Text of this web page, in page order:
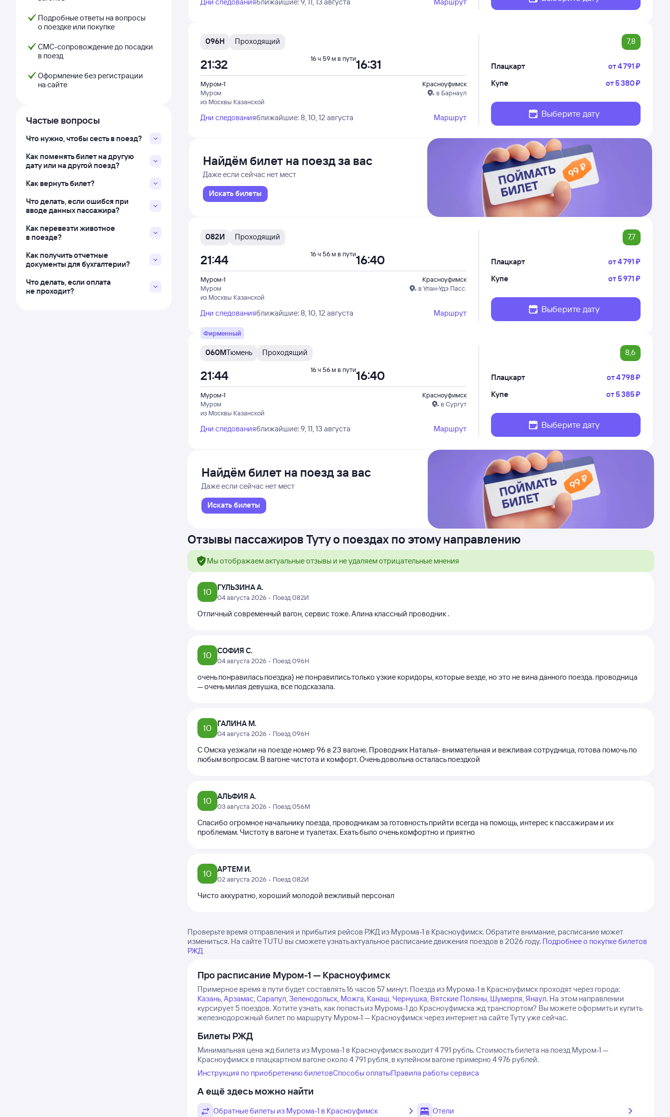
Подробные ответы на вопросы
о поездке или покупке
СМС-сопровождение до посадки
в поезд
Оформление без регистрации
на сайте
Частые вопросы
Что нужно, чтобы сесть в поезд?
Как поменять билет на другую
дату или на другой поезд?
Как вернуть билет?
Что делать, если ошибся при
вводе данных пассажира?
Как перевезти животное
в поезде?
Как получить отчетные
документы для бухгалтерии?
Что делать, если оплата
не проходит?
096Н Проходящий 7,8
Муром-1
Муром
из Москвы Казанской
Красноуфимск
в Барнаул
21:32 16:31
16 ч 59 м в пути
Дни следованияближайшие: 8, 10, 12 августа Маршрут
Плацкарт от4 ⁠791 ⁠₽
Купе
от5 ⁠380 ⁠₽
Выберите дату
Найдём билет на поезд за вас
Даже если сейчас нет мест
Искать билеты
082И Проходящий 7,7
Муром-1
Муром
из Москвы Казанской
Красноуфимск
в Улан-Удэ Пасс.
21:44 16:40
16 ч 56 м в пути
Дни следованияближайшие: 8, 10, 12 августа Маршрут
Плацкарт от4 ⁠791 ⁠₽
Купе
от5 ⁠971 ⁠₽
Выберите дату
Фирменный
060МТюмень Проходящий 8,6
Муром-1
Муром
из Москвы Казанской
Красноуфимск
в Сургут
21:44 16:40
16 ч 56 м в пути
Дни следованияближайшие: 9, 11, 13 августа Маршрут
Плацкарт от4 ⁠798 ⁠₽
Купе
от5 ⁠385 ⁠₽
Выберите дату
Найдём билет на поезд за вас
Даже если сейчас нет мест
Искать билеты
Отзывы пассажиров Туту о поездах по этому направлению
Мы отображаем актуальные отзывы и не удаляем отрицательные мнения
10 ГУЛЬЗИНА А.
04 августа 2026 • Поезд 082И
Отличный современный вагон, сервис тоже. Алина классный проводник .
10 СОФИЯ С.
04 августа 2026 • Поезд 096Н
очень понравилась поездка) не понравились только узкие коридоры, которые везде, но это не вина данного поезда. проводница
— очень милая девушка, все подсказала.
10 ГАЛИНА М.
04 августа 2026 • Поезд 096Н
С Омска уезжали на поезде номер 96 в 23 вагоне. Проводник Наталья- внимательная и вежливая сотрудница, готова помочь по
любым вопросам. В вагоне чистота и комфорт. Очень довольна осталась поездкой
10 АЛЬФИЯ А.
03 августа 2026 • Поезд 056М
Спасибо огромное начальнику поезда, проводникам за готовность прийти всегда на помощь, интерес к пассажирам и их
проблемам. Чистоту в вагоне и туалетах. Ехать было очень комфортно и приятно
10 АРТЕМ И.
02 августа 2026 • Поезд 082И
Чисто аккуратно, хороший молодой вежливый персонал
Проверьте время отправления и прибытия рейсов РЖД из Мурома-1 в Красноуфимск. Обратите внимание, расписание может
измениться. На сайте TUTU вы сможете узнать актуальное расписание движения поездов в 2026 году. Подробнее о покупке билетов
РЖД
Про расписание Муром-1 — Красноуфимск
Примерное время в пути будет составлять 16 часов 57 минут. Поезда из Мурома-1 в Красноуфимск проходят через города:
Казань,Арзамас,Сарапул,Зеленодольск, Можга, Канаш, Чернушка, Вятские Поляны, Шумерля, Янаул. На этом направлении
курсирует 5 поездов.Хотите узнать, как попасть из Мурома-1 до Красноуфимска жд транспортом? Вы можете оформить и купить
железнодорожный билет по маршруту Муром-1 — Красноуфимск через интернет на сайте Туту уже сейчас.
Билеты РЖД
Минимальная цена жд билета из Мурома-1 в Красноуфимск выходит 4 791 рубль.Стоимость билета на поезд Муром-1 —
Красноуфимск в плацкартном вагоне около 4 791 рубля, в купейном вагоне примерно 4 976 рублей.
Инструкция по приобретению билетовСпособы оплатыПравила работы сервиса
А ещё здесь можно найти
Обратные билеты из Мурома-1 в Красноуфимск Отели